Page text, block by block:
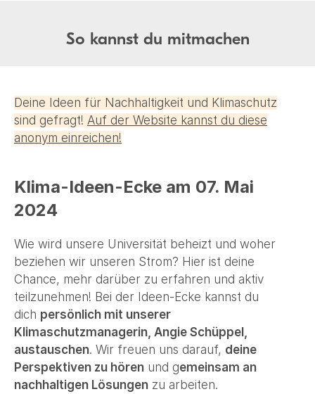
So kannst du mitmachen
Deine Ideen für Nachhaltigkeit und Klimaschutz
sind gefragt! Auf der Website kannst du diese
anonym einreichen!
Klima-Ideen-Ecke am 07. Mai
2024
Wie wird unsere Universität beheizt und woher
beziehen wir unseren Strom? Hier ist deine
Chance, mehr darüber zu erfahren und aktiv
teilzunehmen! Bei der Ideen-Ecke kannst du
dich persönlich mit unserer
Klimaschutzmanagerin, Angie Schüppel,
austauschen. Wir freuen uns darauf, deine
Perspektiven zu hören und gemeinsam an
nachhaltigen Lösungen zu arbeiten.